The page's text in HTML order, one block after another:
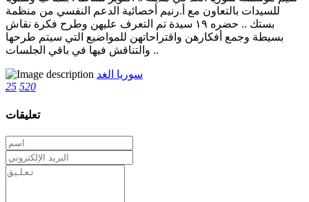
للسيدات بالتعاون مع أ.رنيم أخصائية الدعم النفسي من منظمة
بستك .. حضره ١٩ سيدة تم التعرف عليهن وطرح فكرة نقاش
بسيطة وجمع أفكارهن واقتراحاتهن للمواضيع التي سيتم طرحها
والتناقش فيها في باقي الجلسات ..
سوريا الغد
25 520
تعليقات